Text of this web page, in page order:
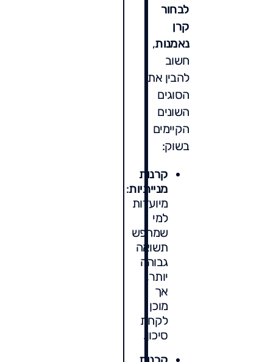
לבחור
קרן
נאמנות,
חשוב
להבין את
הסוגים
השונים
הקיימים
בשוק:
קרנות
מנייתיות:
מיועדות
למי
שמחפש
תשואה
גבוהה
יותר,
אך
מוכן
לקחת
סיכון.